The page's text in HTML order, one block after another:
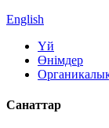
English
Үй
Өнімдер
Санаттар